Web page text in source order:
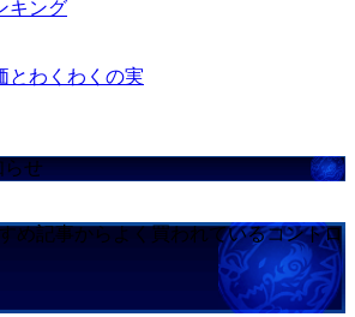
キング
とわくわくの実
らせ
すめ記事からよく買われているコントロ